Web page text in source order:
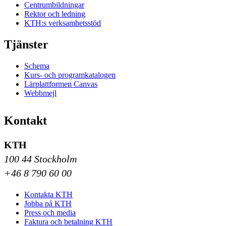
Centrumbildningar
Rektor och ledning
KTH:s verksamhetsstöd
Tjänster
Schema
Kurs- och programkatalogen
Lärplattformen Canvas
Webbmejl
Kontakt
KTH
100 44 Stockholm
+46 8 790 60 00
Kontakta KTH
Jobba på KTH
Press och media
Faktura och betalning KTH